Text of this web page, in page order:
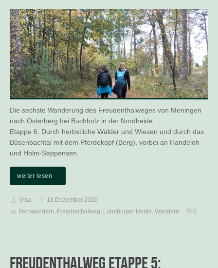
Die sechste Wanderung des Freudenthalweges von Meningen
nach Osterberg bei Buchholz in der Nordheide.
Etappe 6: Durch herbstliche Wälder und Wiesen und durch das
Büsenbachtal mit dem Pferdekopf (Berg), vorbei an Handeloh
und Holm-Seppensen.
weiter lesen
Insa
13 Dezember 2020
Fernwandern, Freudenthalweg, Lüneburger Heide, Wandern 0
Freudenthalweg Etappe 5: